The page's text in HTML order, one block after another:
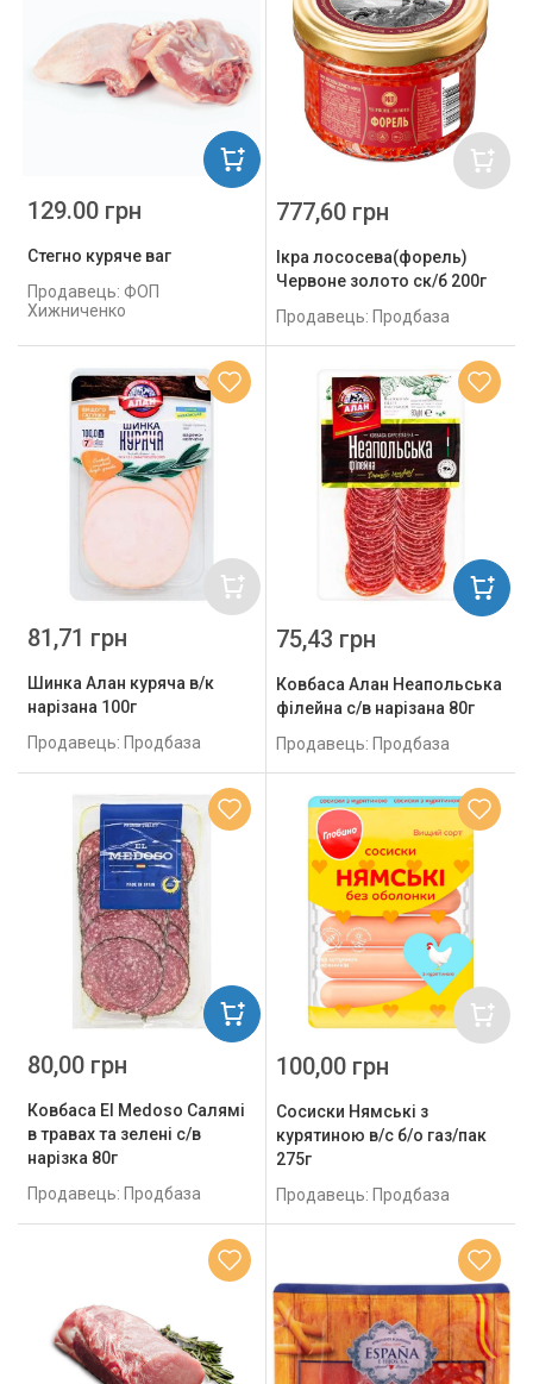
Стегно куряче ваг
Продавець: ФОП
Хижниченко
129.00 грн
Ікра лососева(форель)
Червоне золото ск/б 200г
Продавець: Продбаза
777,60 грн
Шинка Алан куряча в/к
нарізана 100г
Продавець: Продбаза
81,71 грн
Ковбаса Алан Неапольська
філейна с/в нарізана 80г
Продавець: Продбаза
75,43 грн
Ковбаса El Medoso Салямі
в травах та зелені с/в
нарізка 80г
Продавець: Продбаза
80,00 грн
Сосиски Нямські з
курятиною в/с б/о газ/пак
275г
Продавець: Продбаза
100,00 грн